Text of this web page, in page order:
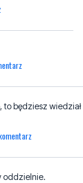
to będziesz